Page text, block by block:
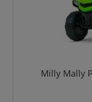
Milly Mally